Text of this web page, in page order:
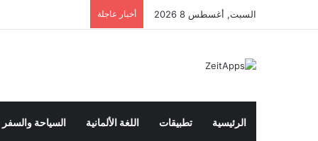
السبت, أغسطس 8 2026 أخبار عاجلة
الرئيسية تطبيقات اللغة الألمانية السياحة والسفر